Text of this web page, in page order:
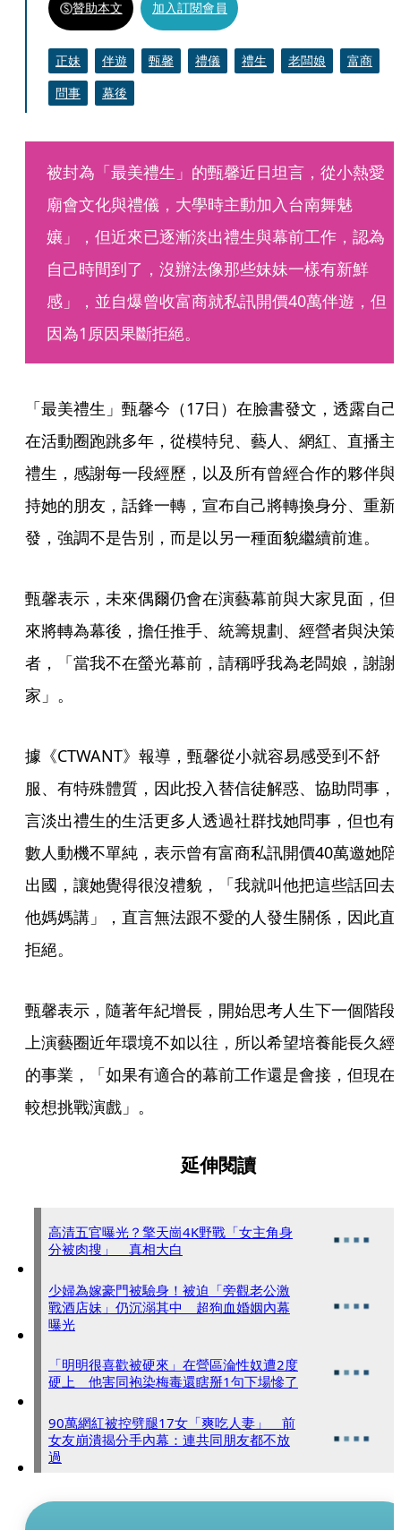
贊助本文 加入訂閱會員
正妹 伴遊 甄馨 禮儀 禮生 老闆娘
富商
問事
幕後
被封為「最美禮生」的甄馨近日坦言，從小熱愛
廟會文化與禮儀，大學時主動加入台南舞魅
孃」，但近來已逐漸淡出禮生與幕前工作，認為
自己時間到了，沒辦法像那些妹妹一樣有新鮮
感」，並自爆曾收富商就私訊開價40萬伴遊，但
因為1原因果斷拒絕。
「最美禮生」甄馨今（17日）在臉書發文，透露自己
在活動圈跑跳多年，從模特兒、藝人、網紅、直播主
禮生，感謝每一段經歷，以及所有曾經合作的夥伴與
持她的朋友，話鋒一轉，宣布自己將轉換身分、重新
發，強調不是告別，而是以另一種面貌繼續前進。
甄馨表示，未來偶爾仍會在演藝幕前與大家見面，但
來將轉為幕後，擔任推手、統籌規劃、經營者與決策
者，「當我不在螢光幕前，請稱呼我為老闆娘，謝謝
家」。
據《CTWANT》報導，甄馨從小就容易感受到不舒
服、有特殊體質，因此投入替信徒解惑、協助問事，
言淡出禮生的生活更多人透過社群找她問事，但也有
數人動機不單純，表示曾有富商私訊開價40萬邀她陪
出國，讓她覺得很沒禮貌，「我就叫他把這些話回去
他媽媽講」，直言無法跟不愛的人發生關係，因此直
拒絕。
甄馨表示，隨著年紀增長，開始思考人生下一個階段
上演藝圈近年環境不如以往，所以希望培養能長久經
的事業，「如果有適合的幕前工作還是會接，但現在
較想挑戰演戲」。
延伸閱讀
高清五官曝光？擎天崗4K野戰「女主角身
分被肉搜」 真相大白
少婦為嫁豪門被驗身！被迫「旁觀老公激
戰酒店妹」仍沉溺其中 超狗血婚姻內幕
曝光
「明明很喜歡被硬來」在營區淪性奴遭2度
硬上 他害同袍染梅毒還瞎掰1句下場慘了
90萬網紅被控劈腿17女「爽吃人妻」 前
女友崩潰揭分手內幕：連共同朋友都不放
過